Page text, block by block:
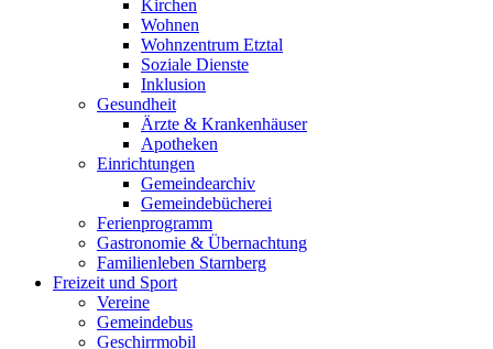
Kirchen
Wohnen
Wohnzentrum Etztal
Soziale Dienste
Inklusion
Gesundheit
Ärzte & Krankenhäuser
Apotheken
Einrichtungen
Gemeindearchiv
Gemeindebücherei
Ferienprogramm
Gastronomie & Übernachtung
Familienleben Starnberg
Freizeit und Sport
Vereine
Gemeindebus
Geschirrmobil